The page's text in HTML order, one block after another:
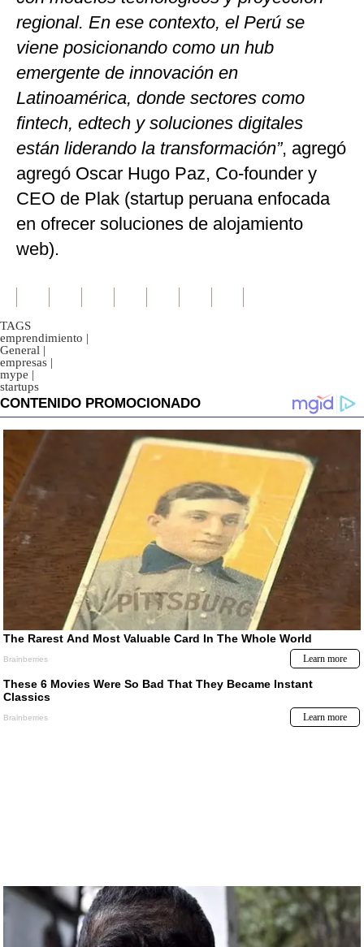
regional. En ese contexto, el Perú se
viene posicionando como un hub
emergente de innovación en
Latinoamérica, donde sectores como
fintech, edtech y soluciones digitales
están liderando la transformación”, agregó
agregó Oscar Hugo Paz, Co-founder y
CEO de Plak (startup peruana enfocada
en ofrecer soluciones de alojamiento
web).
TAGS
emprendimiento |
General |
empresas |
mype |
startups